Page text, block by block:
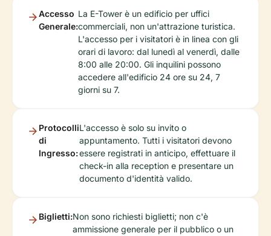
Accesso
Generale:
La E-Tower è un edificio per uffici
commerciali, non un'attrazione turistica.
L'accesso per i visitatori è in linea con gli
orari di lavoro: dal lunedì al venerdì, dalle
8:00 alle 20:00. Gli inquilini possono
accedere all'edificio 24 ore su 24, 7
giorni su 7.
Protocolli
di
Ingresso:
L'accesso è solo su invito o
appuntamento. Tutti i visitatori devono
essere registrati in anticipo, effettuare il
check-in alla reception e presentare un
documento d'identità valido.
Biglietti:Non sono richiesti biglietti; non c'è
ammissione generale per il pubblico o un